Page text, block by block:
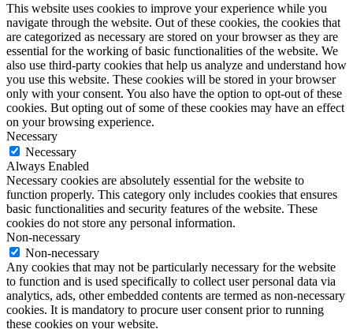
This website uses cookies to improve your experience while you
navigate through the website. Out of these cookies, the cookies that
are categorized as necessary are stored on your browser as they are
essential for the working of basic functionalities of the website. We
also use third-party cookies that help us analyze and understand how
you use this website. These cookies will be stored in your browser
only with your consent. You also have the option to opt-out of these
cookies. But opting out of some of these cookies may have an effect
on your browsing experience.
Necessary
Necessary
Always Enabled
Necessary cookies are absolutely essential for the website to
function properly. This category only includes cookies that ensures
basic functionalities and security features of the website. These
cookies do not store any personal information.
Non-necessary
Non-necessary
Any cookies that may not be particularly necessary for the website
to function and is used specifically to collect user personal data via
analytics, ads, other embedded contents are termed as non-necessary
cookies. It is mandatory to procure user consent prior to running
these cookies on your website.